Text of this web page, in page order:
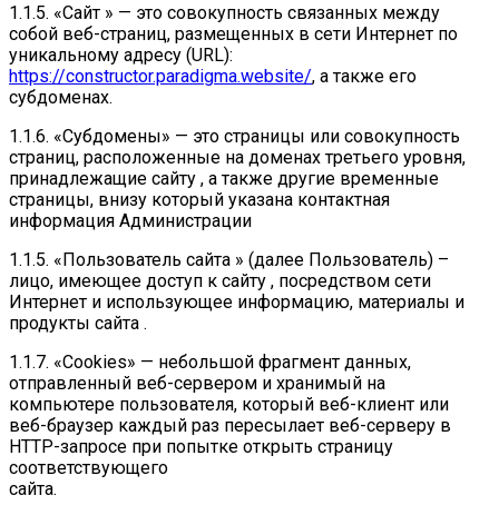
1.1.5. «Сайт » — это совокупность связанных между
собой веб-страниц, размещенных в сети Интернет по
уникальному адресу (URL):
https://constructor.paradigma.website/, а также его
субдоменах.
1.1.6. «Субдомены» — это страницы или совокупность
страниц, расположенные на доменах третьего уровня,
принадлежащие сайту , а также другие временные
страницы, внизу который указана контактная
информация Администрации
1.1.5. «Пользователь сайта » (далее Пользователь) –
лицо, имеющее доступ к сайту , посредством сети
Интернет и использующее информацию, материалы и
продукты сайта .
1.1.7. «Cookies» — небольшой фрагмент данных,
отправленный веб-сервером и хранимый на
компьютере пользователя, который веб-клиент или
веб-браузер каждый раз пересылает веб-серверу в
HTTP-запросе при попытке открыть страницу
соответствующего
сайта.